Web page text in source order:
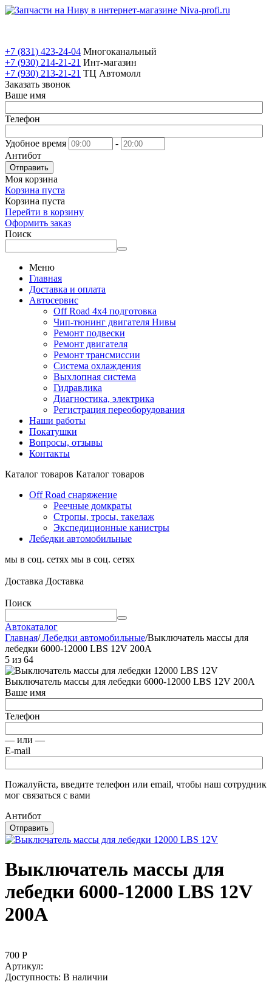
+7 (831) 423-24-04 Многоканальный
+7 (930) 214-21-21 Инт-магазин
+7 (930) 213-21-21 ТЦ Автомолл
Заказать звонок
Ваше имя
Телефон
Удобное время
-
Антибот
Отправить
Моя корзина
Корзина пуста
Корзина пуста
Перейти в корзину
Оформить заказ
Поиск
Меню
Главная
Доставка и оплата
Автосервис
Off Road 4x4 подготовка
Чип-тюнинг двигателя Нивы
Ремонт подвески
Ремонт двигателя
Ремонт трансмиссии
Система охлаждения
Выхлопная система
Гидравлика
Диагностика, электрика
Регистрация переоборудования
Наши работы
Покатушки
Вопросы, отзывы
Контакты
Каталог товаров Каталог товаров
Off Road снаряжение
Реечные домкраты
Стропы, тросы, такелаж
Экспедиционные канистры
Лебедки автомобильные
мы в соц. сетях мы в соц. сетях
Доставка Доставка
Поиск
Автокаталог
Главная/Лебедки автомобильные/Выключатель массы для
лебедки 6000-12000 LBS 12V 200А
5 из 64
Выключатель массы для лебедки 6000-12000 LBS 12V 200А
Ваше имя
Телефон
— или —
E-mail
Пожалуйста, введите телефон или email, чтобы наш сотрудник
мог связаться с вами
Антибот
Отправить
Выключатель массы для
лебедки 6000-12000 LBS 12V
200А
700 Р
Артикул:
Доступность: В наличии